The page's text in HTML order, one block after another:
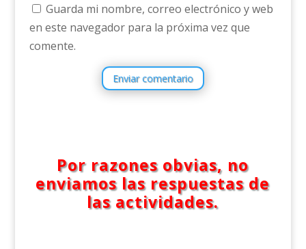
Guarda mi nombre, correo electrónico y web
en este navegador para la próxima vez que
comente.
Enviar comentario
Por razones obvias, no
enviamos las respuestas de
las actividades.